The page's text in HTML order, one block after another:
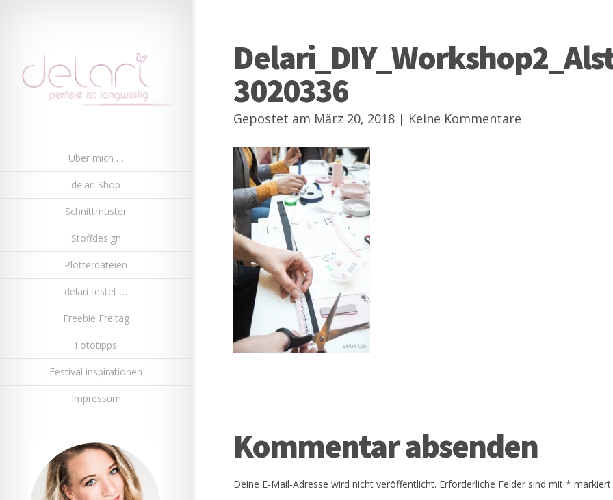
Über mich …
delari Shop
Schnittmuster
Stoffdesign
Plotterdateien
delari testet …
Freebie Freitag
Fototipps
Festival inspirationen
Impressum
3020336
Gepostet am März 20, 2018 | Keine Kommentare
Kommentar absenden
Deine E-Mail-Adresse wird nicht veröffentlicht. Erforderliche Felder sind mit * markiert